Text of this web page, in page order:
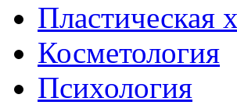
Пластическая
Косметология
Психология